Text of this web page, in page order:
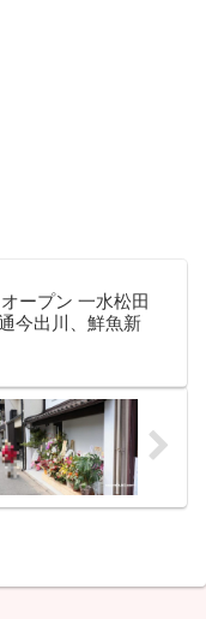
ープン 一水松田
今出川、鮮魚新